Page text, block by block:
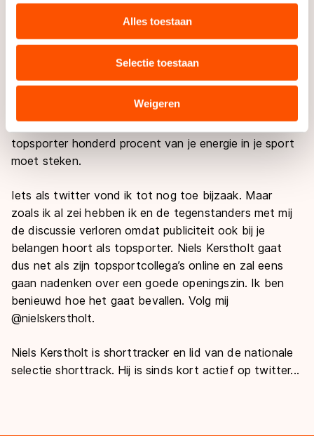
websiteverkeer te analyseren. We delen informatie over
uw gebruik van onze site met onze partners voor social
combineren met andere gegevens die u aan hen heeft
verstrekt of die zij hebben verzameld via hun services.
Sommige partners kunnen gegevens doorgeven aan
landen buiten de EU, zoals de VS, waar mogelijk geen
adequaat beschermingsniveau geldt volgens de GDPR.
Door op ‘Toestaan’ te klikken, stemt u in met deze
Alles toestaan
Selectie toestaan
Weigeren
immers gelezen worden.
Voor mij is twitteren een spannend avontuur en een
zoektocht naar mijn cyberidentiteit maar tegelijk is het
Los van mijn ethische bezwaren tegen twitter, kort
samengevat: internetvervuiling van mensen met
chronisch aandachtstekort, vind ik ook dat je als
topsporter honderd procent van je energie in je sport
moet steken.
Iets als twitter vond ik tot nog toe bijzaak. Maar
zoals ik al zei hebben ik en de tegenstanders met mij
de discussie verloren omdat publiciteit ook bij je
belangen hoort als topsporter. Niels Kerstholt gaat
dus net als zijn topsportcollega’s online en zal eens
gaan nadenken over een goede openingszin. Ik ben
benieuwd hoe het gaat bevallen. Volg mij
@nielskerstholt.
Niels Kerstholt is shorttracker en lid van de nationale
selectie shorttrack. Hij is sinds kort actief op twitter...